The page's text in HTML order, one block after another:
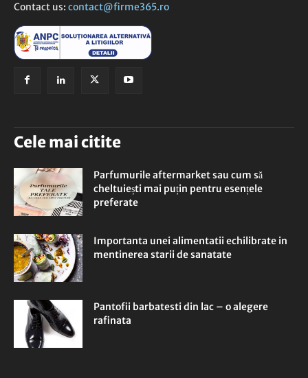
Contact us: contact@firme365.ro
Cele mai citite
Parfumurile aftermarket sau cum să
cheltuiești mai puțin pentru esențele
preferate
Importanta unei alimentatii echilibrate in
mentinerea starii de sanatate
Pantofii barbatesti din lac – o alegere
rafinata